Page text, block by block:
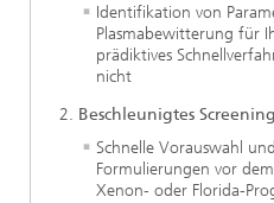
Identifikation von
Plasmabewitterung für
prädiktives
nicht
Beschleunigtes
Schnelle Vorauswahl
Formulierungen vor
Xenon‑ oder Florida-